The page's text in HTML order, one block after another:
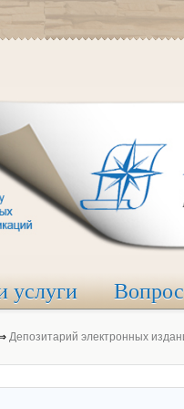
услуги
Депозитарий электронных